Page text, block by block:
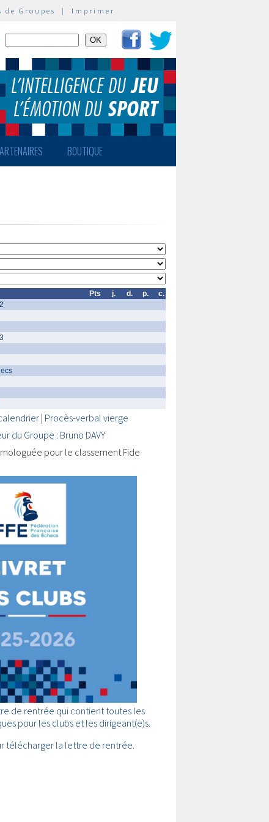
de Groupes | Imprimer
BOUTIQUE
Pts j. d. p.
c.
| Procès-verbal vierge
du Groupe : Bruno DAVY
pour le classement Fide
de rentrée qui contient toutes les
pour les clubs et les dirigeant(e)s.
télécharger la lettre de rentrée.